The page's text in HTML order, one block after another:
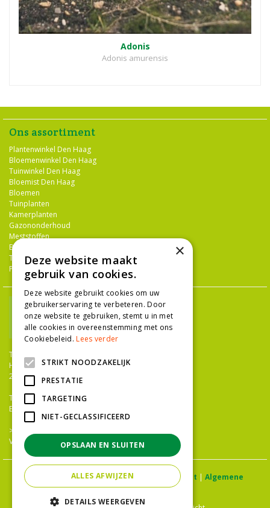
Adonis
Adonis amurensis
Ons assortiment
Plantenwinkel Den Haag
Bloemenwinkel Den Haag
Tuinwinkel Den Haag
Bloemist Den Haag
Bloemen
Tuinplanten
Kamerplanten
Gazononderhoud
Meststoffen
Bestrijdingsmiddelen
Tuingereedschap
Potterie
TUINCENTRUM NIEUW-HANENBURG
Hanenburglaan 266
2565 HC Den Haag
T.
070 36 052 92
E.
>>
Vacatures
© Tuincentrum Hanenburg |Privacy statement | Algemene
voorwaarden
×
Deze website maakt
gebruik van cookies.
Deze website gebruikt cookies om uw
gebruikerservaring te verbeteren. Door
onze website te gebruiken, stemt u in met
alle cookies in overeenstemming met ons
Cookiebeleid.Lees verder
STRIKT NOODZAKELIJK
PRESTATIE
TARGETING
NIET-GECLASSIFICEERD
OPSLAAN EN SLUITEN
ALLES AFWIJZEN
DETAILS WEERGEVEN